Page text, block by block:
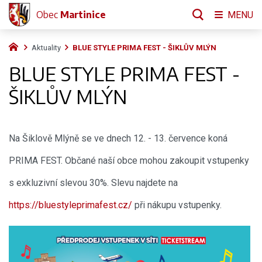
Aktuality BLUE STYLE PRIMA FEST - ŠIKLŮV MLÝN
BLUE STYLE PRIMA FEST -
ŠIKLŮV MLÝN
Na Šiklově Mlýně se ve dnech 12. - 13. července koná
PRIMA FEST. Občané naší obce mohou zakoupit vstupenky
s exkluzivní slevou 30%. Slevu najdete na
https://bluestyleprimafest.cz/ při nákupu vstupenky.
Obec Martinice MENU